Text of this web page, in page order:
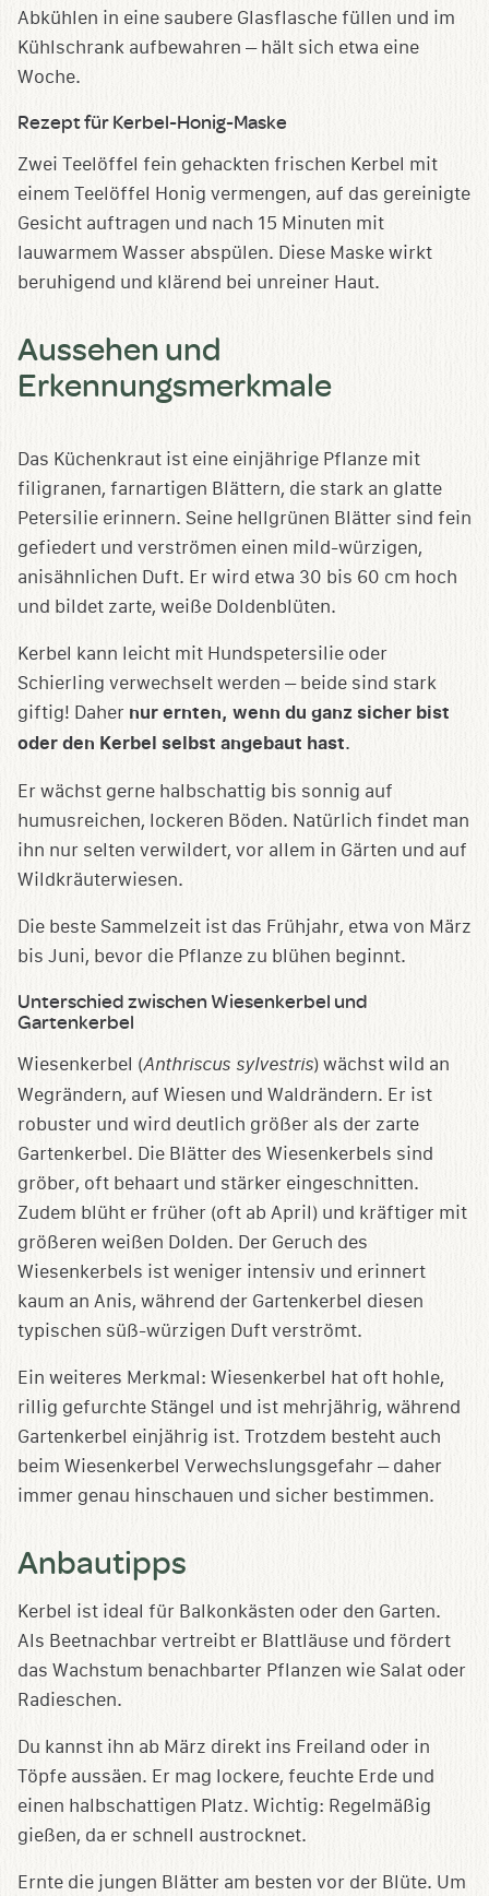
Abkühlen in eine saubere Glasflasche füllen und im
Kühlschrank aufbewahren – hält sich etwa eine
Woche.
Rezept für Kerbel-Honig-Maske
Zwei Teelöffel fein gehackten frischen Kerbel mit
einem Teelöffel Honig vermengen, auf das gereinigte
Gesicht auftragen und nach 15 Minuten mit
lauwarmem Wasser abspülen. Diese Maske wirkt
beruhigend und klärend bei unreiner Haut.
Aussehen und
Erkennungsmerkmale
Das Küchenkraut ist eine einjährige Pflanze mit
filigranen, farnartigen Blättern, die stark an glatte
Petersilie erinnern. Seine hellgrünen Blätter sind fein
gefiedert und verströmen einen mild-würzigen,
anisähnlichen Duft. Er wird etwa 30 bis 60 cm hoch
und bildet zarte, weiße Doldenblüten.
Kerbel kann leicht mit Hundspetersilie oder
Schierling verwechselt werden – beide sind stark
giftig! Daher nur ernten, wenn du ganz sicher bist
oder den Kerbel selbst angebaut hast.
Er wächst gerne halbschattig bis sonnig auf
humusreichen, lockeren Böden. Natürlich findet man
ihn nur selten verwildert, vor allem in Gärten und auf
Wildkräuterwiesen.
Die beste Sammelzeit ist das Frühjahr, etwa von März
bis Juni, bevor die Pflanze zu blühen beginnt.
Unterschied zwischen Wiesenkerbel und
Gartenkerbel
Wiesenkerbel (Anthriscus sylvestris) wächst wild an
Wegrändern, auf Wiesen und Waldrändern. Er ist
robuster und wird deutlich größer als der zarte
Gartenkerbel. Die Blätter des Wiesenkerbels sind
gröber, oft behaart und stärker eingeschnitten.
Zudem blüht er früher (oft ab April) und kräftiger mit
größeren weißen Dolden. Der Geruch des
Wiesenkerbels ist weniger intensiv und erinnert
kaum an Anis, während der Gartenkerbel diesen
typischen süß-würzigen Duft verströmt.
Ein weiteres Merkmal: Wiesenkerbel hat oft hohle,
rillig gefurchte Stängel und ist mehrjährig, während
Gartenkerbel einjährig ist. Trotzdem besteht auch
beim Wiesenkerbel Verwechslungsgefahr – daher
immer genau hinschauen und sicher bestimmen.
Anbautipps
Kerbel ist ideal für Balkonkästen oder den Garten.
Als Beetnachbar vertreibt er Blattläuse und fördert
das Wachstum benachbarter Pflanzen wie Salat oder
Radieschen.
Du kannst ihn ab März direkt ins Freiland oder in
Töpfe aussäen. Er mag lockere, feuchte Erde und
einen halbschattigen Platz. Wichtig: Regelmäßig
gießen, da er schnell austrocknet.
Ernte die jungen Blätter am besten vor der Blüte. Um